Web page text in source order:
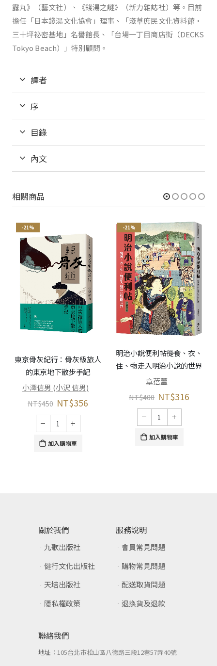
露丸》（藝文社）、《錢湯之謎》（新力雜誌社）等。目前
擔任「日本錢湯文化協會」理事、「淺草庶民文化資料館‧
三十坪祕密基地」名譽館長、「台場一丁目商店街（DECKS
Tokyo Beach）」特別顧問。
譯者
序
目錄
內文
相關商品
-21%
東京骨灰紀行：骨灰級旅人
的東京地下散步手記
小澤信男 (小沢 信男)
NT$450 NT$356
加入購物車
-21%
明治小說便利帖――從食、衣、
住、物走入明治小說的世界
章蓓蕾
NT$400 NT$316
加入購物車
關於我們
九歌出版社
健行文化出版社
天培出版社
隱私權政策
服務說明
會員常見問題
購物常見問題
配送取貨問題
退換貨及退款
聯絡我們
地址：105台北市松山區八德路三段12巷57弄40號